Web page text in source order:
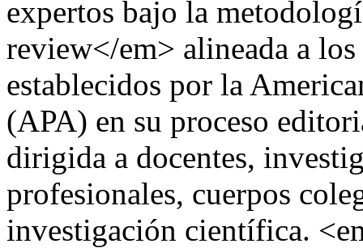
expertos bajo la
review</em> alineada a
establecidos por la
(APA) en su proceso
dirigida a docentes,
profesionales, cuerpos
investigación científica.